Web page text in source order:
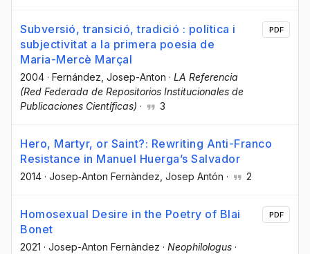
Subversió, transició, tradició : política i
subjectivitat a la primera poesia de
Maria-Mercè Marçal
2004 · Fernández, Josep-Anton · LA Referencia
(Red Federada de Repositorios Institucionales de
Publicaciones Científicas) · 3
PDF
Hero, Martyr, or Saint?: Rewriting Anti-Franco
Resistance in Manuel Huerga’s Salvador
2014 · Josep‐Anton Fernàndez , Josep Antón · 2
Homosexual Desire in the Poetry of Blai
Bonet
2021 · Josep-Anton Fernàndez · Neophilologus ·
PDF